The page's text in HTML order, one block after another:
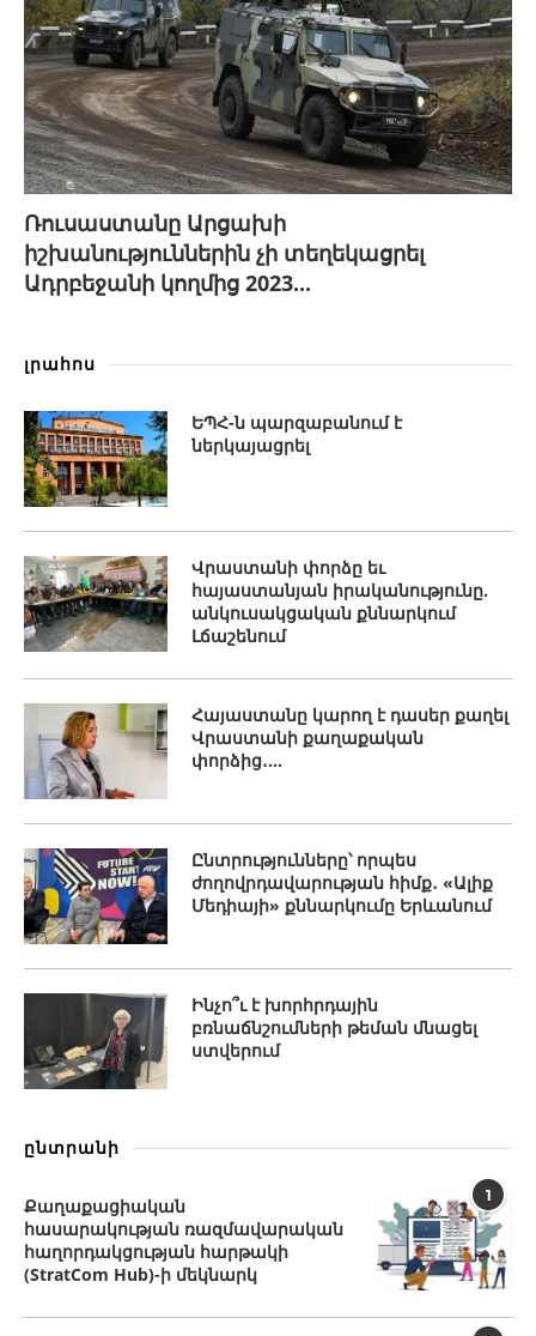
Ռուսաստանը Արցախի
իշխանություններին չի տեղեկացրել
Ադրբեջանի կողմից 2023...
լրահոս
ԵՊՀ-ն պարզաբանում է
ներկայացրել
Վրաստանի փորձը եւ
հայաստանյան իրականությունը.
անկուսակցական քննարկում
Լճաշենում
Հայաստանը կարող է դասեր քաղել
Վրաստանի քաղաքական
փորձից․...
Ընտրությունները՝ որպես
ժողովրդավարության հիմք․ «Ալիք
Մեդիայի» քննարկումը Երևանում
Ինչո՞ւ է խորհրդային
բռնաճնշումների թեման մնացել
ստվերում
ընտրանի
1
Քաղաքացիական
հասարակության ռազմավարական
հաղորդակցության հարթակի
(StratCom Hub)-ի մեկնարկ